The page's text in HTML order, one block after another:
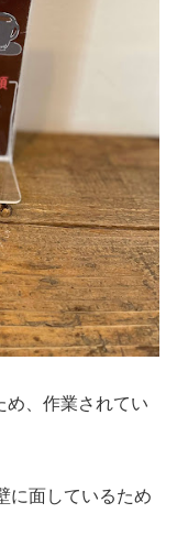
め、作業されてい
に面しているため